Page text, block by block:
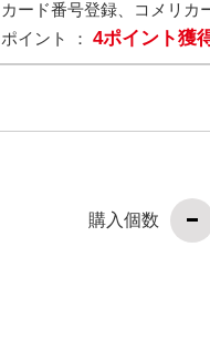
ード番号登録、コメリカ
イント ： 4ポイント獲
購入個数